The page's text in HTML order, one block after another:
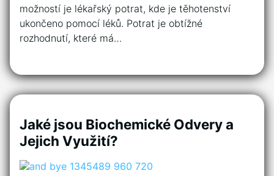
možností je lékařský potrat, kde je těhotenství
ukončeno pomocí léků. Potrat je obtížné
rozhodnutí, které má…
Jaké jsou Biochemické Odvery a
Jejich Využití?